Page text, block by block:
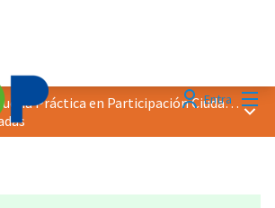
EntraDistinción &quot;Buena Práctica en Participación Ciudadana&quot; 2021